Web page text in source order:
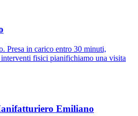
Presa in carico entro 30 minuti,
fisici pianifichiamo una visita
Emiliano